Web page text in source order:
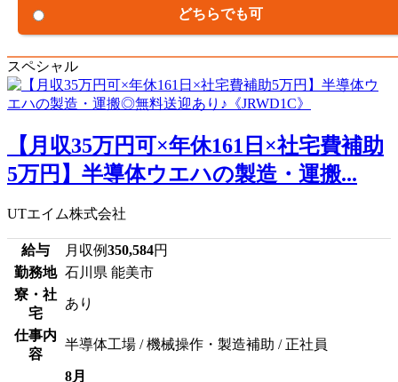
どちらでも可
スペシャル
【月収35万円可×年休161日×社宅費補助
5万円】半導体ウエハの製造・運搬...
UTエイム株式会社
給与 月収例350,584円
勤務地 石川県 能美市
寮・社
宅
あり
仕事内
容
半導体工場 / 機械操作・製造補助 / 正社員
8月